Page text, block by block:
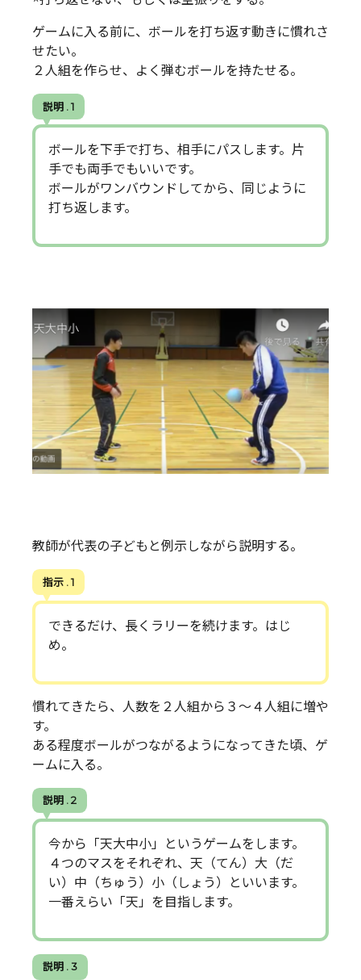
ゲームに入る前に、ボールを打ち返す動きに慣れさ
せたい。
２人組を作らせ、よく弾むボールを持たせる。
説明 . 1
ボールを下手で打ち、相手にパスします。片
手でも両手でもいいです。
ボールがワンバウンドしてから、同じように
打ち返します。
教師が代表の子どもと例示しながら説明する。
指示 . 1
できるだけ、長くラリーを続けます。はじ
め。
慣れてきたら、人数を２人組から３～４人組に増や
す。
ある程度ボールがつながるようになってきた頃、ゲ
ームに入る。
説明 . 2
今から「天大中小」というゲームをします。
４つのマスをそれぞれ、天（てん）大（だ
い）中（ちゅう）小（しょう）といいます。
一番えらい「天」を目指します。
説明 . 3